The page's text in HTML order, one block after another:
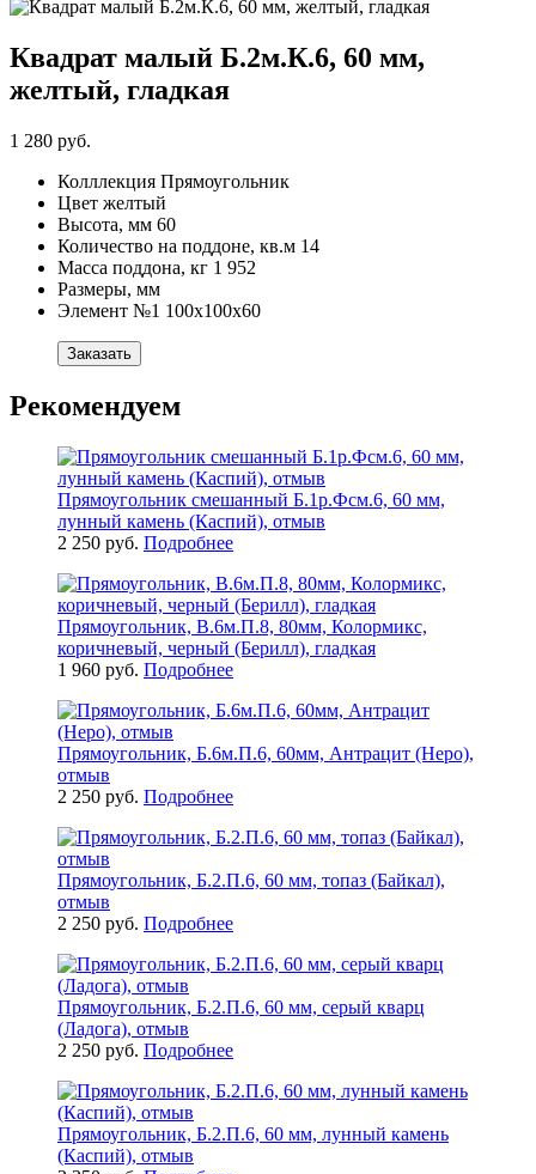
Квадрат малый Б.2м.К.6, 60 мм,
желтый, гладкая
1 280 руб.
Колллекция Прямоугольник
Цвет желтый
Высота, мм 60
Количество на поддоне, кв.м 14
Масса поддона, кг 1 952
Размеры, мм
Элемент №1 100х100х60
Заказать
Рекомендуем
Прямоугольник смешанный Б.1р.Фсм.6, 60 мм,
лунный камень (Каспий), отмыв
2 250 руб. Подробнее
Прямоугольник, В.6м.П.8, 80мм, Колормикс,
коричневый, черный (Берилл), гладкая
1 960 руб. Подробнее
Прямоугольник, Б.6м.П.6, 60мм, Антрацит (Неро),
отмыв
2 250 руб. Подробнее
Прямоугольник, Б.2.П.6, 60 мм, топаз (Байкал),
отмыв
2 250 руб. Подробнее
Прямоугольник, Б.2.П.6, 60 мм, серый кварц
(Ладога), отмыв
2 250 руб. Подробнее
Прямоугольник, Б.2.П.6, 60 мм, лунный камень
(Каспий), отмыв